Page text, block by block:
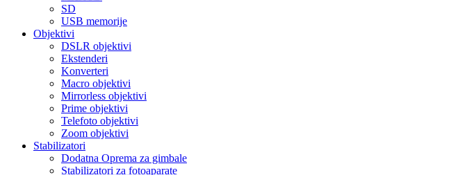
SD
USB memorije
Objektivi
DSLR objektivi
Ekstenderi
Konverteri
Macro objektivi
Mirrorless objektivi
Prime objektivi
Telefoto objektivi
Zoom objektivi
Stabilizatori
Dodatna Oprema za gimbale
Stabilizatori za fotoaparate